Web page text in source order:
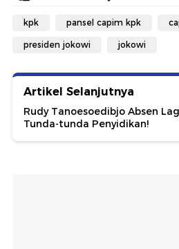
kpk pansel capim kpk
presiden jokowi jokowi
Artikel Selanjutnya
Rudy Tanoesoedibjo Absen
Tunda-tunda Penyidikan!